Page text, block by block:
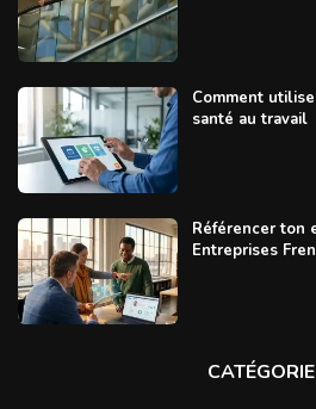
Comment
santé au travail
Référencer ton
Entreprises